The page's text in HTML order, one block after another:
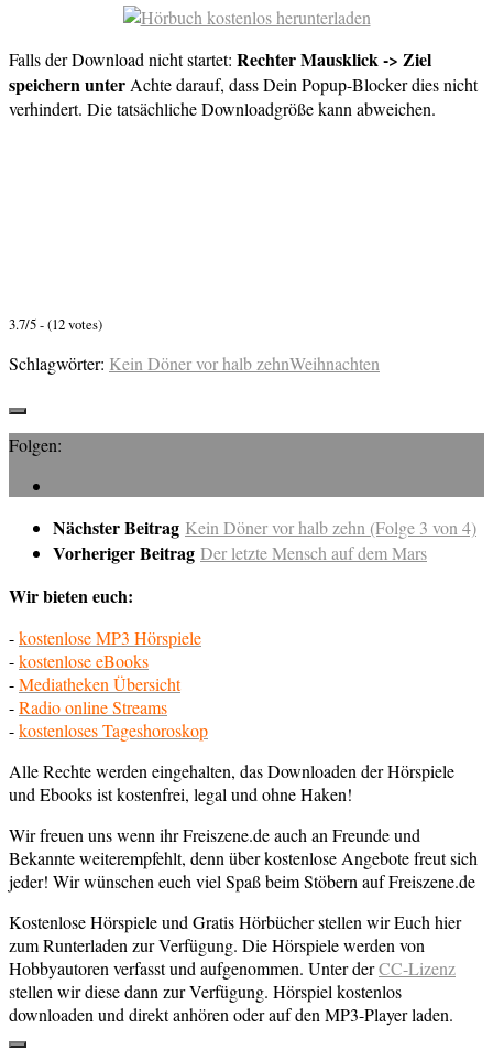
Falls der Download nicht startet: Rechter Mausklick -> Ziel
speichern unter Achte darauf, dass Dein Popup-Blocker dies nicht
verhindert. Die tatsächliche Downloadgröße kann abweichen.
3.7/5 - (12 votes)
Schlagwörter: Kein Döner vor halb zehnWeihnachten
Folgen:
Nächster Beitrag Kein Döner vor halb zehn (Folge 3 von 4)
Vorheriger Beitrag Der letzte Mensch auf dem Mars
Wir bieten euch:
-kostenlose MP3 Hörspiele
-kostenlose eBooks
-Mediatheken Übersicht
-Radio online Streams
-kostenloses Tageshoroskop
Alle Rechte werden eingehalten, das Downloaden der Hörspiele
und Ebooks ist kostenfrei, legal und ohne Haken!
Wir freuen uns wenn ihr Freiszene.de auch an Freunde und
Bekannte weiterempfehlt, denn über kostenlose Angebote freut sich
jeder! Wir wünschen euch viel Spaß beim Stöbern auf Freiszene.de
Kostenlose Hörspiele und Gratis Hörbücher stellen wir Euch hier
zum Runterladen zur Verfügung. Die Hörspiele werden von
Hobbyautoren verfasst und aufgenommen. Unter derCC-Lizenz
stellen wir diese dann zur Verfügung. Hörspiel kostenlos
downloaden und direkt anhören oder auf den MP3-Player laden.